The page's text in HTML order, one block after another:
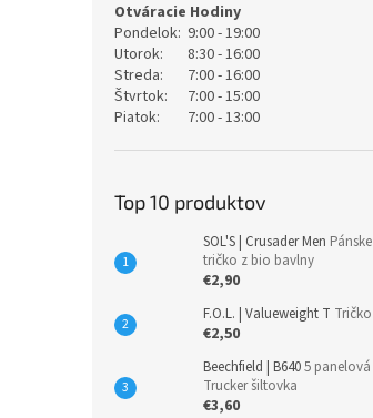
Otváracie Hodiny
Pondelok: 9:00 - 19:00
Utorok:
8:30 - 16:00
Streda:
7:00 - 16:00
Štvrtok:
7:00 - 15:00
Piatok:
7:00 - 13:00
Top 10 produktov
SOL'S | Crusader Men Pánske
tričko z bio bavlny
€2,90
F.O.L. | Valueweight T Tričko
€2,50
Beechfield | B6405 panelová
Trucker šiltovka
€3,60